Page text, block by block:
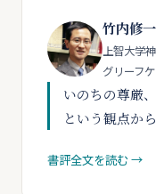
竹内修
上智大学
グリーフ
いのちの尊厳
という観点か
書評全文を読む →